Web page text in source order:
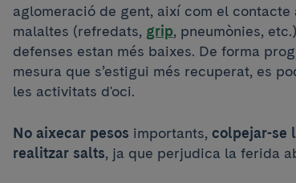
aglomeració de gent, així com el contacte
malaltes (refredats, grip, pneumònies,
defenses estan més baixes. De forma
mesura que s’estigui més recuperat, es
les activitats d'oci.
No aixecar pesos importants, colpejar-se
realitzar salts, ja que perjudica la ferida